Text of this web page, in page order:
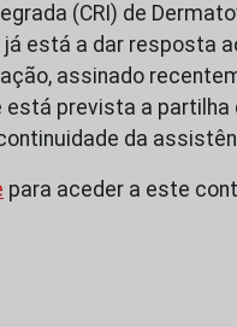
(CRI) de
já está a dar resposta
assinado
está prevista a
da
para aceder a este